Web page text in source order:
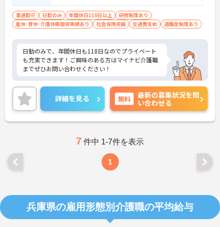
車通勤可 日勤のみ 年間休日110日以上
研修制度あり
産休･育休･介護休暇取得実績あり
社会保険完備 交通費支給 退職金制度あり
日勤のみで、年間休日も118日なのでプライベート
も充実できます！ご興味のある方はマイナビ介護職
までぜひお問い合わせください！
詳細を見る 無料
最新の募集状況を問
い合わせる
7 件中 1-7件を表示
1
兵庫県の雇用形態別介護職の平均給与